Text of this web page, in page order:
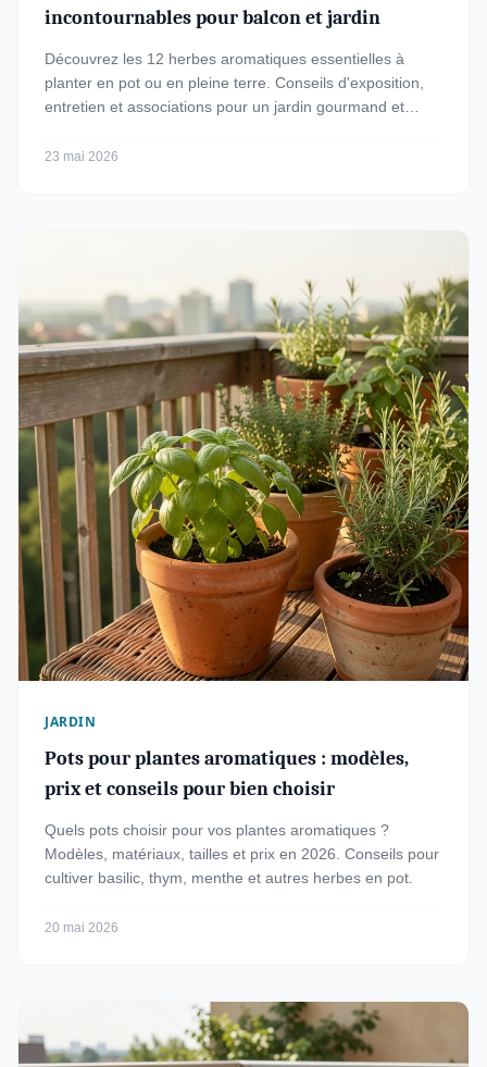
incontournables pour balcon et jardin
Découvrez les 12 herbes aromatiques essentielles à
planter en pot ou en pleine terre. Conseils d'exposition,
entretien et associations pour un jardin gourmand et
23 mai 2026
JARDIN
Pots pour plantes aromatiques : modèles,
prix et conseils pour bien choisir
Quels pots choisir pour vos plantes aromatiques ?
Modèles, matériaux, tailles et prix en 2026. Conseils pour
cultiver basilic, thym, menthe et autres herbes en pot.
20 mai 2026